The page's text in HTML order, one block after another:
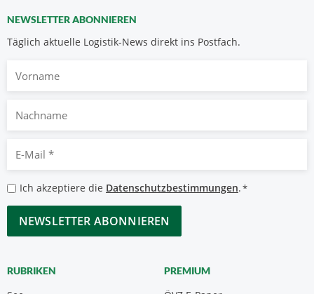
NEWSLETTER ABONNIEREN
Täglich aktuelle Logistik-News direkt ins Postfach.
Vorname
Nachname
Mail
*
Datenschutzbestimmungen
*
Ich akzeptiere die Datenschutzbestimmungen.*
CAPTCHA
RUBRIKEN PREMIUM